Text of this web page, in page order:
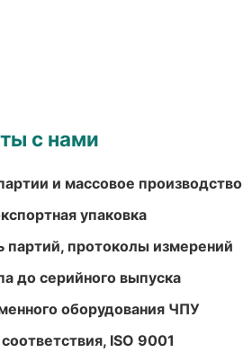
с нами
и массовое производство
упаковка
протоколы измерений
до серийного выпуска
оборудования ЧПУ
ISO 9001